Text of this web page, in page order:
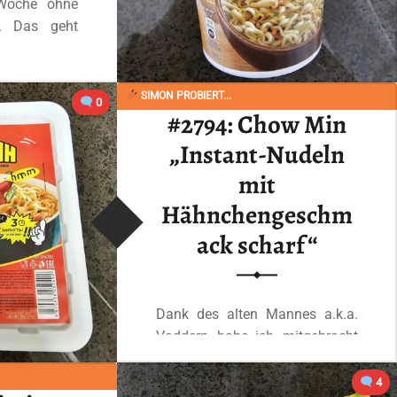
ohne
Das geht
lesen“#2796: Saikebon „Noodles Pollo“ Cup (Chicken Flavour)”
… 0 SIMON PROBIERT...
#2794: Chow Min
„Instant-Nudeln
mit
Hähnchengeschm
ack scharf“
Dank des alten Mannes a.k.a.
Vaddern, habe ich, mitgebracht
aus seinem
Lieblingsgrabbelladen,…
4